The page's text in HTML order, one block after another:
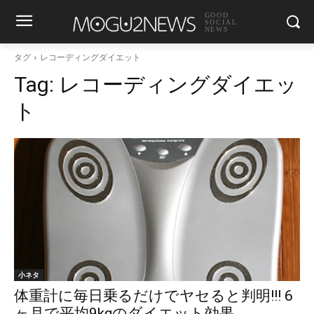
GOOD
SOCIAL
NEWS
タグ レコーディングダイエット
Tag: レコーディングダイエッ
ト
小ネタ
体重計に毎日乗るだけでヤセると判明!!! 6